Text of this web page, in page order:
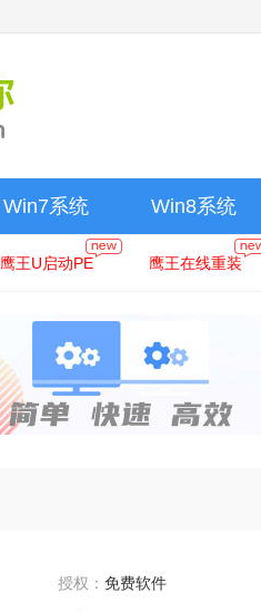
Win7系统 Win8系统
鹰王U启动PE 鹰王在线重装
授权：免费软件